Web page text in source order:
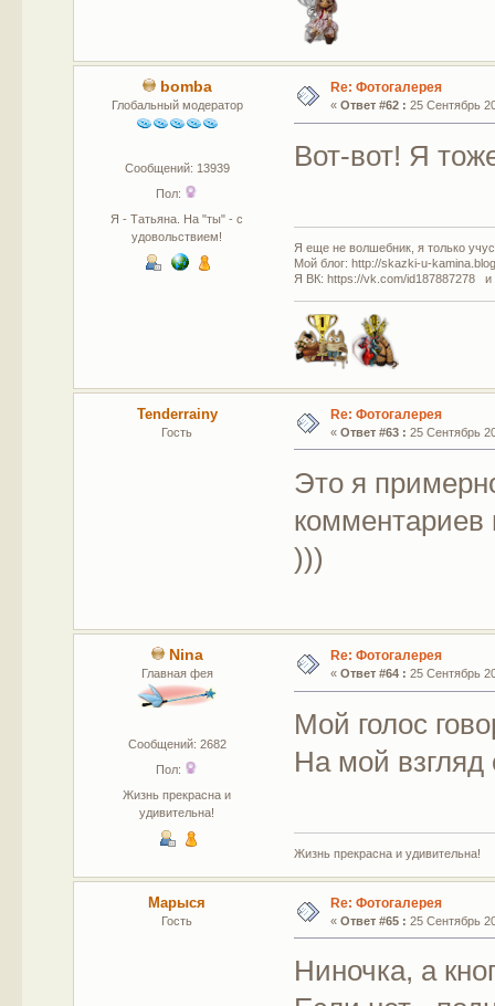
bomba
Глобальный модератор
Сообщений: 13939
Пол:
Я - Татьяна. На "ты" - с
удовольствием!
Re: Фотогалерея
« Ответ #62 : 25 Сентябрь
Вот-вот! Я
Я еще не волшебник, я только
Мой блог: http://skazki-u-
Я ВК: https://vk.com/id187887278 и
Tenderrainy
Гость
Re: Фотогалерея
« Ответ #63 : 25 Сентябрь
Это я
)))
Nina
Главная фея
Сообщений: 2682
Пол:
Жизнь прекрасна и
удивительна!
Re: Фотогалерея
« Ответ #64 : 25 Сентябрь
Мой голос
На мой
Жизнь прекрасна и удивительна!
Марыся
Гость
Re: Фотогалерея
« Ответ #65 : 25 Сентябрь
Ниночка, а